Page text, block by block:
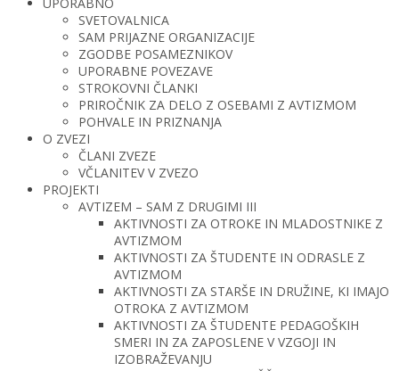
SVETOVALNICA
SAM PRIJAZNE ORGANIZACIJE
ZGODBE POSAMEZNIKOV
UPORABNE POVEZAVE
STROKOVNI ČLANKI
PRIROČNIK ZA DELO Z OSEBAMI Z AVTIZMOM
POHVALE IN PRIZNANJA
O ZVEZI
ČLANI ZVEZE
VČLANITEV V ZVEZO
PROJEKTI
AVTIZEM – SAM Z DRUGIMI III
AKTIVNOSTI ZA OTROKE IN MLADOSTNIKE Z
AVTIZMOM
AKTIVNOSTI ZA ŠTUDENTE IN ODRASLE Z
AVTIZMOM
AKTIVNOSTI ZA STARŠE IN DRUŽINE, KI IMAJO
OTROKA Z AVTIZMOM
AKTIVNOSTI ZA ŠTUDENTE PEDAGOŠKIH
SMERI IN ZA ZAPOSLENE V VZGOJI IN
IZOBRAŽEVANJU